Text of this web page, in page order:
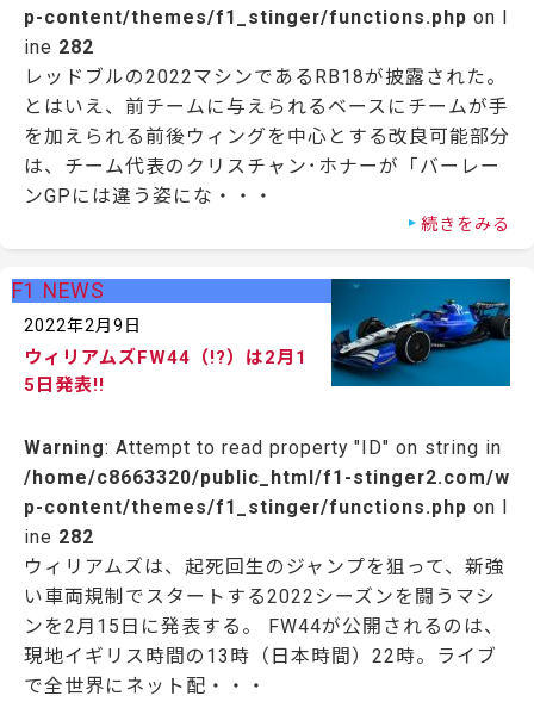
p-content/themes/f1_stinger/functions.php on l
ine 282
レッドブルの2022マシンであるRB18が披露された。
とはいえ、前チームに与えられるベースにチームが手
を加えられる前後ウィングを中心とする改良可能部分
は、チーム代表のクリスチャン･ホナーが「バーレー
ンGPには違う姿にな・・・
続きをみる
F1 NEWS
2022年2月9日
ウィリアムズFW44（!?）は2月1
5日発表!!
Warning: Attempt to read property "ID" on string in
/home/c8663320/public_html/f1-stinger2.com/w
p-content/themes/f1_stinger/functions.php on l
ine 282
ウィリアムズは、起死回生のジャンプを狙って、新強
い車両規制でスタートする2022シーズンを闘うマシ
ンを2月15日に発表する。 FW44が公開されるのは、
現地イギリス時間の13時（日本時間）22時。ライブ
で全世界にネット配・・・